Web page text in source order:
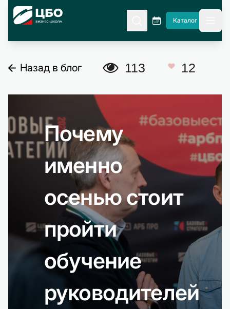
CBO
Каталог
Назад в блог A 113 C 12
Почему
именно
осенью стоит
пройти
обучение
руководителей